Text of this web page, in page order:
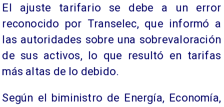
El ajuste tarifario se debe a un error
reconocido por Transelec, que informó a
las autoridades sobre una sobrevaloración
de sus activos, lo que resultó en tarifas
más altas de lo debido.
Según el biministro de Energía, Economía,